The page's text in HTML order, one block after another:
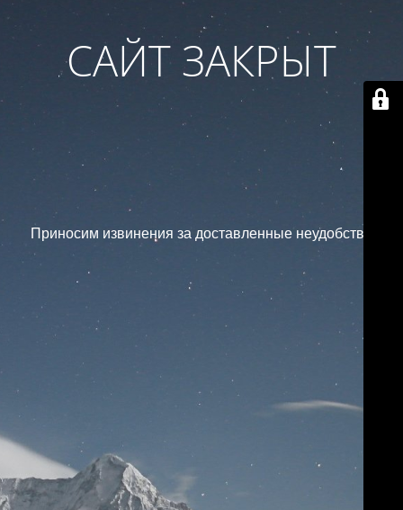
САЙТ ЗАКРЫТ
Приносим извинения за доставленные неудобства